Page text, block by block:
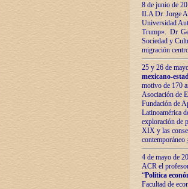
8 de junio de
ILA Dr. Jorge
Universidad
Trump». Dr.
Sociedad y
migración
25 y 26 de
mexicano-
motivo de 170
Asociación de
Fundación de
Latinoamérica
exploración de
XIX y las
contemporáneo
4 de mayo de
ACR el
“Política
Facultad de